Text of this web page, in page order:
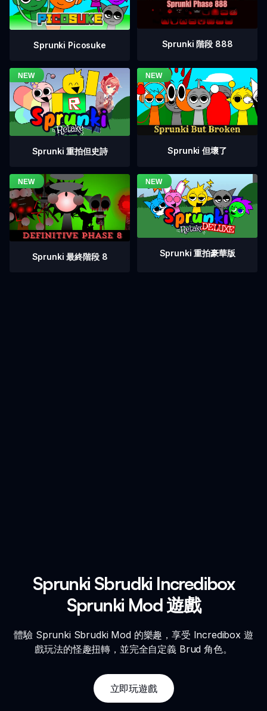
Sprunki Picosuke Sprunki 階段 888
Sprunki 重拍但史詩 Sprunki 但壞了
Sprunki 最終階段 8 Sprunki 重拍豪華版
Sprunki Sbrudki Incredibox
Sprunki Mod 遊戲
體驗 Sprunki Sbrudki Mod 的樂趣，享受 Incredibox 遊
戲玩法的怪趣扭轉，並完全自定義 Brud 角色。
立即玩遊戲